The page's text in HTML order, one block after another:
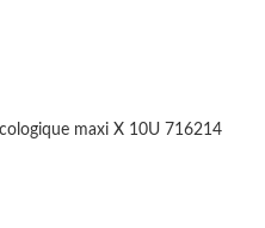
maxi X 10U 716214